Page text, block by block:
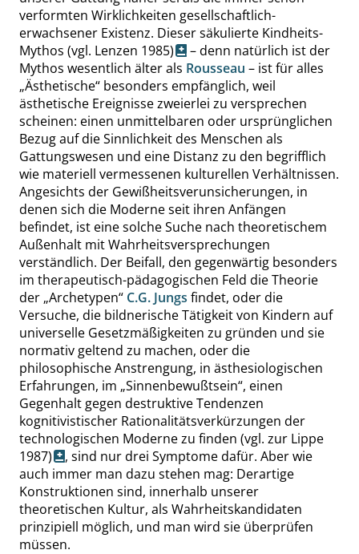
verformten Wirklichkeiten gesellschaftlich-
erwachsener Existenz. Dieser säkulierte Kindheits-
Mythos (vgl. Lenzen 1985)
– denn natürlich ist der
Mythos wesentlich älter als Rousseau – ist für alles
„Ästhetische“ besonders empfänglich, weil
ästhetische Ereignisse zweierlei zu versprechen
scheinen: einen unmittelbaren oder ursprünglichen
Bezug auf die Sinnlichkeit des Menschen als
Gattungswesen und eine Distanz zu den begrifflich
wie materiell vermessenen kulturellen Verhältnissen.
Angesichts der Gewißheitsverunsicherungen, in
denen sich die Moderne seit ihren Anfängen
befindet, ist eine solche Suche nach theoretischem
Außenhalt mit Wahrheitsversprechungen
verständlich. Der Beifall, den gegenwärtig besonders
im therapeutisch-pädagogischen Feld die Theorie
der „Archetypen“ C.G. Jungs findet, oder die
Versuche, die bildnerische Tätigkeit von Kindern auf
universelle Gesetzmäßigkeiten zu gründen und sie
normativ geltend zu machen, oder die
philosophische Anstrengung, in ästhesiologischen
Erfahrungen, im „Sinnenbewußtsein“, einen
Gegenhalt gegen destruktive Tendenzen
kognitivistischer Rationalitätsverkürzungen der
technologischen Moderne zu finden (vgl. zur Lippe
1987)
, sind nur drei Symptome dafür. Aber wie
auch immer man dazu stehen mag: Derartige
Konstruktionen sind, innerhalb unserer
theoretischen Kultur, als Wahrheitskandidaten
prinzipiell möglich, und man wird sie überprüfen
müssen.